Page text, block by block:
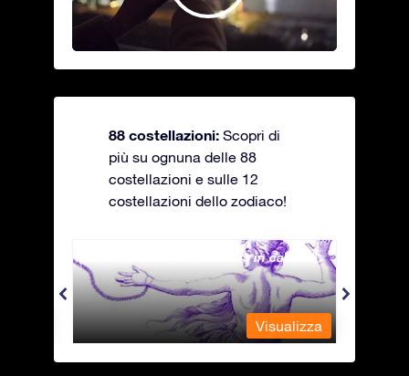
88 costellazioni: Scopri di
più su ognuna delle 88
costellazioni e sulle 12
costellazioni dello zodiaco!
Andromeda - La fanciulla in catene
Visualizza